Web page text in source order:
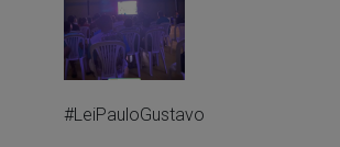
#LeiPauloGustavo